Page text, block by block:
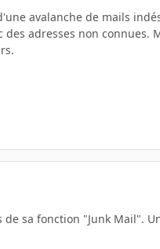
avalanche de mails
adresses non connues.
sa fonction "Junk Mail".